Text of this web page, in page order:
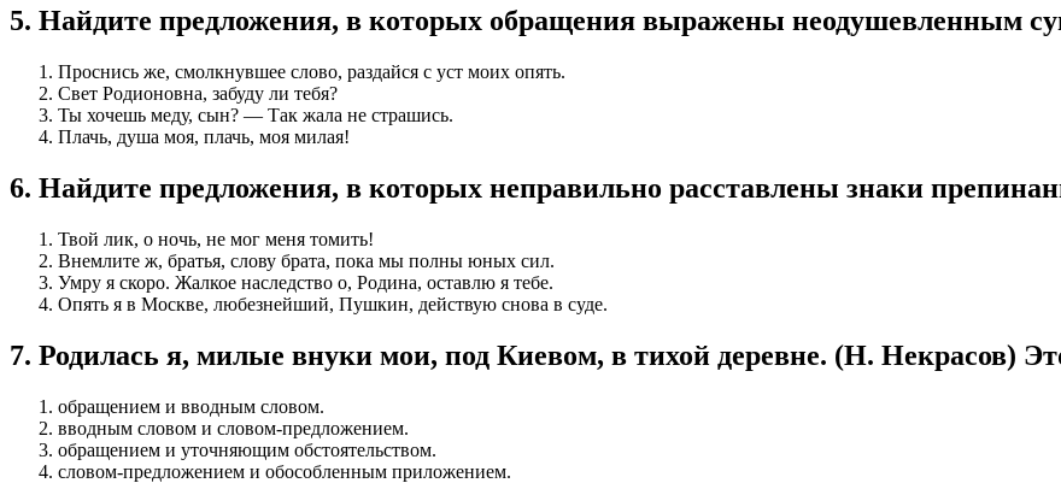
5. Найдите предложения, в которых обращения выражены неодушевленным
Проснись же, смолкнувшее слово, раздайся с уст моих опять.
Свет Родионовна, забуду ли тебя?
Ты хочешь меду, сын? — Так жала не страшись.
Плачь, душа моя, плачь, моя милая!
6. Найдите предложения, в которых неправильно расставлены знаки
Твой лик, о ночь, не мог меня томить!
Внемлите ж, братья, слову брата, пока мы полны юных сил.
Умру я скоро. Жалкое наследство о, Родина, оставлю я тебе.
Опять я в Москве, любезнейший, Пушкин, действую снова в суде.
7. Родилась я, милые внуки мои, под Киевом, в тихой деревне. (Н. Некрасов)
обращением и вводным словом.
вводным словом и словом-предложением.
обращением и уточняющим обстоятельством.
словом-предложением и обособленным приложением.